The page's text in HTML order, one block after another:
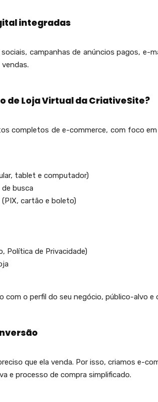
integradas
campanhas de anúncios pagos, e-
de Loja Virtual da CriativeSite?
completos de e-commerce, com foco
tablet e computador)
busca
cartão e boleto)
Política de Privacidade)
com o perfil do seu negócio, público-alvo
que ela venda. Por isso, criamos e-
e processo de compra simplificado.